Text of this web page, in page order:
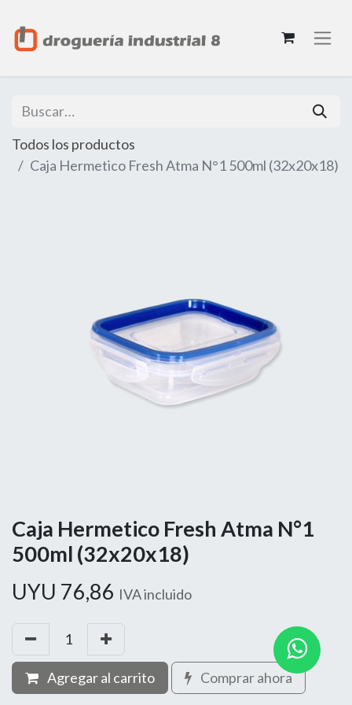
Todos los productos
Caja Hermetico Fresh Atma N°1 500ml (32x20x18)
Caja Hermetico Fresh Atma N°1
500ml (32x20x18)
UYU 76,86 IVA incluido
Agregar al carrito Comprar ahora